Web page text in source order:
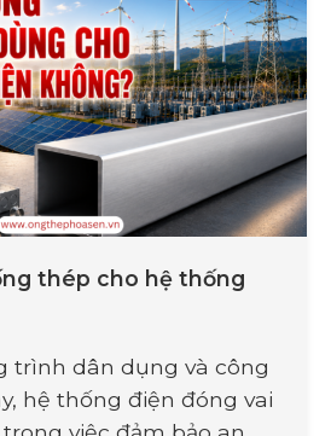
thép cho hệ thống
trình dân dụng và công
hệ thống điện đóng vai